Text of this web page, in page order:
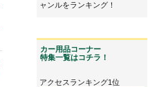
ャンルをランキング！
カー用品コーナー
特集一覧はコチラ！
アクセスランキング1位